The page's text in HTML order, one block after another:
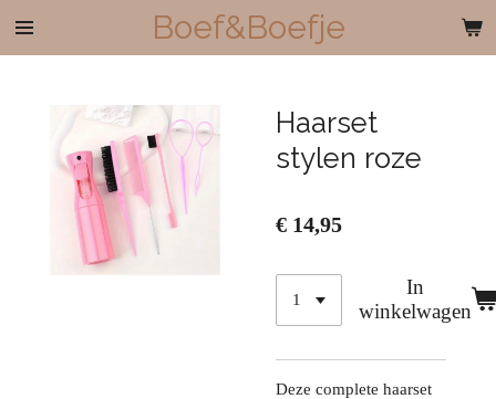
Ga
hoofdinhoud
Boef&Boefje
Haarset
stylen roze
€ 14,95
In
winkelwagen
Deze complete haarset